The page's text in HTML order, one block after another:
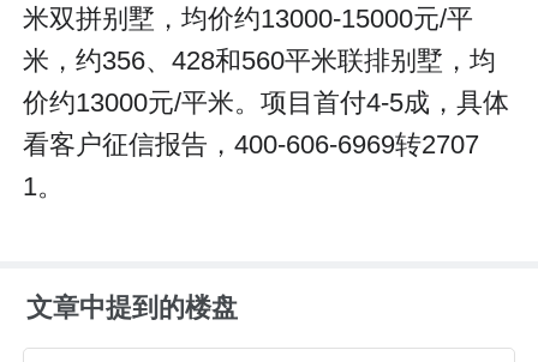
米双拼别墅，均价约13000-15000元/平
米，约356、428和560平米联排别墅，均
价约13000元/平米。项目首付4-5成，具体
看客户征信报告，400-606-6969转2707
1。
文章中提到的楼盘